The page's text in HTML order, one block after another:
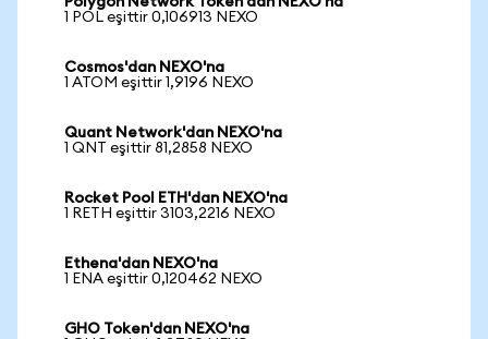
1 POL eşittir 0,106913 NEXO
Cosmos'dan NEXO'na
1 ATOM eşittir 1,9196 NEXO
Quant Network'dan NEXO'na
1 QNT eşittir 81,2858 NEXO
Rocket Pool ETH'dan NEXO'na
1 RETH eşittir 3103,2216 NEXO
Ethena'dan NEXO'na
1 ENA eşittir 0,120462 NEXO
GHO Token'dan NEXO'na